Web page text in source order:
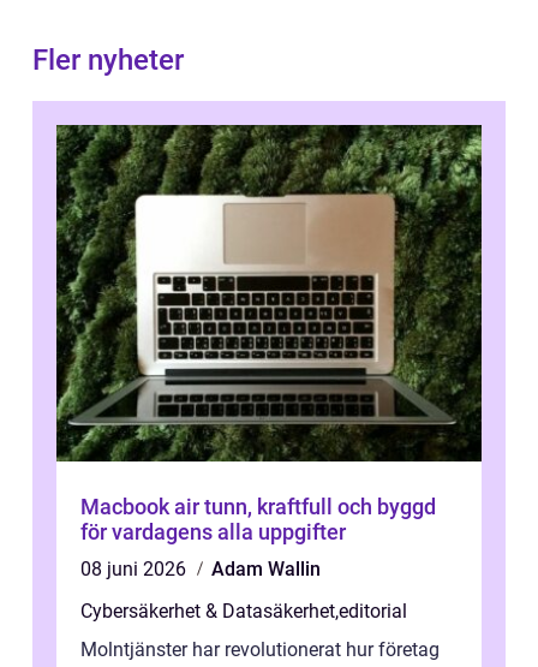
Fler nyheter
Macbook air tunn, kraftfull och byggd
för vardagens alla uppgifter
08 juni 2026
Adam Wallin
Cybersäkerhet & Datasäkerhet,editorial
Molntjänster har revolutionerat hur företag